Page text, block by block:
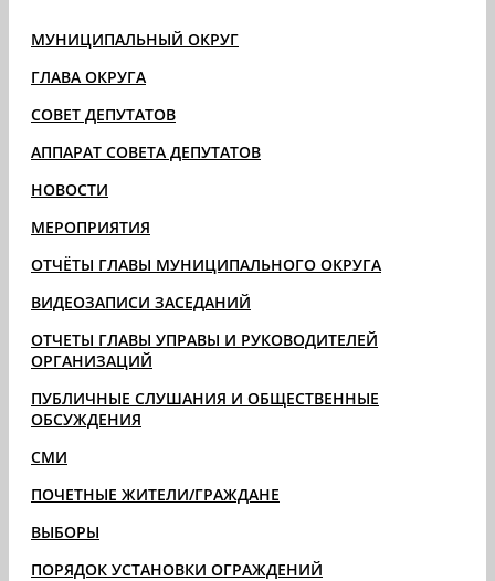
МУНИЦИПАЛЬНЫЙ ОКРУГ
ГЛАВА ОКРУГА
СОВЕТ ДЕПУТАТОВ
АППАРАТ СОВЕТА ДЕПУТАТОВ
НОВОСТИ
МЕРОПРИЯТИЯ
ОТЧЁТЫ ГЛАВЫ МУНИЦИПАЛЬНОГО ОКРУГА
ВИДЕОЗАПИСИ ЗАСЕДАНИЙ
ОТЧЕТЫ ГЛАВЫ УПРАВЫ И РУКОВОДИТЕЛЕЙ
ОРГАНИЗАЦИЙ
ПУБЛИЧНЫЕ СЛУШАНИЯ И ОБЩЕСТВЕННЫЕ
ОБСУЖДЕНИЯ
СМИ
ПОЧЕТНЫЕ ЖИТЕЛИ/ГРАЖДАНЕ
ВЫБОРЫ
ПОРЯДОК УСТАНОВКИ ОГРАЖДЕНИЙ